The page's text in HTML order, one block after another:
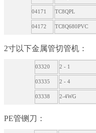
04171 TC8QPL
04172 TC8Q680PVC
2寸以下金属管切管机：
03320 2 - 1
03335 2 - 4
03338 2-4WG
PE管铡刀：